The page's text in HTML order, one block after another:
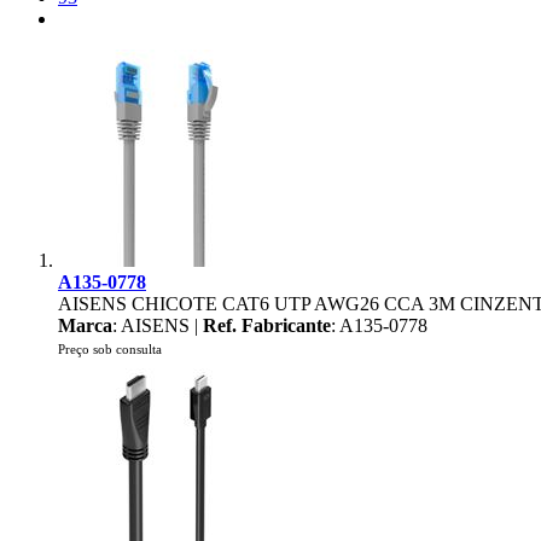
A135-0778
AISENS CHICOTE CAT6 UTP AWG26 CCA 3M
Marca: AISENS | Ref. Fabricante: A135-0778
Preço sob consulta